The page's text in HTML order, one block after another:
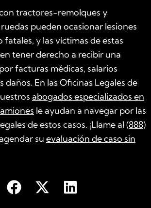
tractores-remolques y
pueden ocasionar lesiones
fatales, y las víctimas de estas
tener derecho a recibir una
facturas médicas, salarios
daños. En las Oficinas Legales de
abogados especializados en
le ayudan a navegar por las
de estos casos. ¡Llame al (888)
su evaluación de caso sin